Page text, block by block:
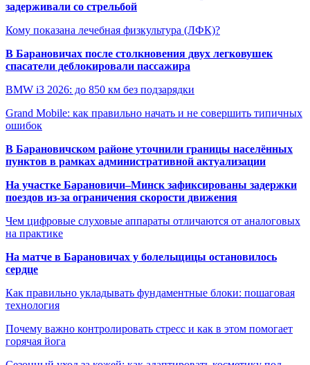
задерживали со стрельбой
Кому показана лечебная физкультура (ЛФК)?
В Барановичах после столкновения двух легковушек
спасатели деблокировали пассажира
BMW i3 2026: до 850 км без подзарядки
Grand Mobile: как правильно начать и не совершить типичных
ошибок
В Барановичском районе уточнили границы населённых
пунктов в рамках административной актуализации
На участке Барановичи–Минск зафиксированы задержки
поездов из-за ограничения скорости движения
Чем цифровые слуховые аппараты отличаются от аналоговых
на практике
На матче в Барановичах у болельщицы остановилось
сердце
Как правильно укладывать фундаментные блоки: пошаговая
технология
Почему важно контролировать стресс и как в этом помогает
горячая йога